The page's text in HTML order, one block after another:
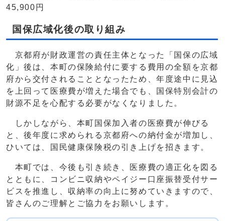
45,900円
国保広域化後の取り組み
京都府が財政運営の責任主体となった「国保の広域
化」後は、本町の保険給付に要する費用の全額を京都
府から交付されることとなったため、年度途中に見込
を上回って医療費が増えた場合でも、国保特別会計の
財源不足を心配する必要がなくなりました。
しかしながら、本町国保加入者の医療費が伸びる
と、後年度に求められる京都府への納付金が増加し、
ひいては、国民健康保険税の引き上げを招きます。
本町では、今後も引き続き、医療費の適正化を図る
とともに、コンビニ収納やペイジー口座振替受付サー
ビスを推進し、収納率の向上に努めていきますので、
皆さんのご理解とご協力をお願いします。